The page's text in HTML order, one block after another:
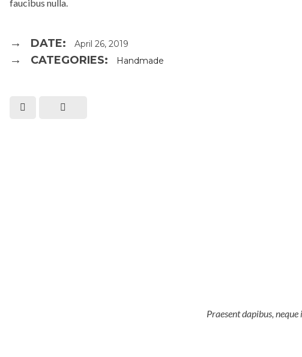
faucibus nulla.
DATE: April 26, 2019
CATEGORIES: Handmade
Praesent dapibus,